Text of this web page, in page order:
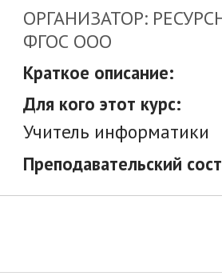
ОРГАНИЗАТОР:
ФГОС ООО
Краткое описание:
Для кого этот курс:
Учитель информатики
Преподавательский